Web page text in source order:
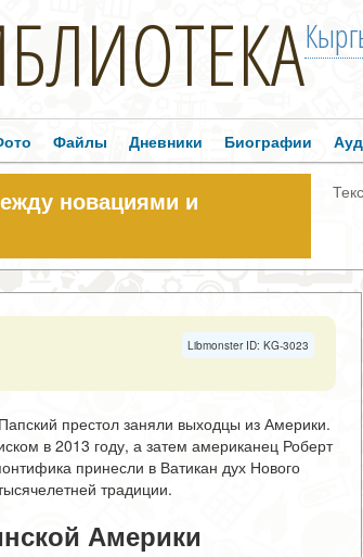
Файлы Дневники Биографии
новациями и
Libmonster ID: KG-3023
престол заняли выходцы из Америки.
в 2013 году, а затем американец Роберт
принесли в Ватикан дух Нового
традиции.
Америки